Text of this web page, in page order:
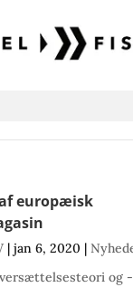
europæisk
| jan 6, 2020 |
og